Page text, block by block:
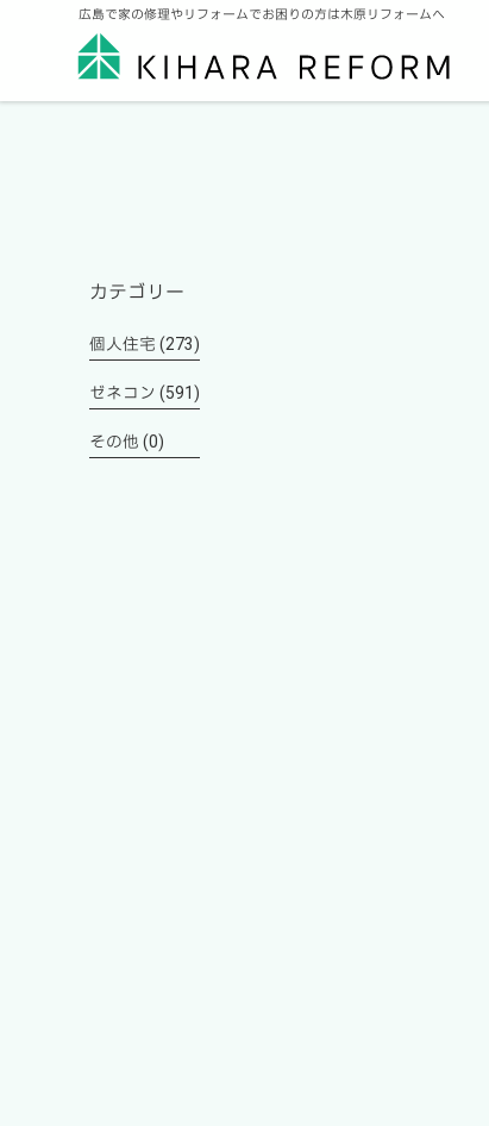
広島で家の修理やリフォームでお困りの方は木原リフォームへ
カテゴリー
個人住宅 (273)
ゼネコン (591)
その他 (0)